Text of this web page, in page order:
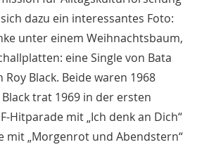
dazu ein interessantes Foto:
unter einem Weihnachtsbaum,
eine Single von Bata
Black. Beide waren 1968
trat 1969 in der ersten
Hitparade mit „Ich denk an Dich“
mit „Morgenrot und Abendstern“